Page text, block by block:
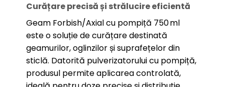
Curățare precisă și strălucire eficientă
Geam Forbish/Axial cu pompiță 750 ml
este o soluție de curățare destinată
geamurilor, oglinzilor și suprafețelor din
sticlă. Datorită pulverizatorului cu pompiță,
produsul permite aplicarea controlată,